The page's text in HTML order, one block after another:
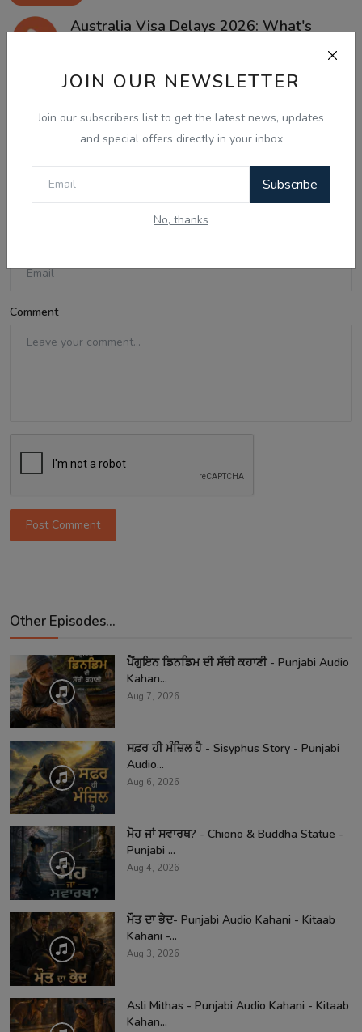
JOIN OUR NEWSLETTER
Join our subscribers list to get the latest news, updates
and special offers directly in your inbox
Subscribe
No, thanks
Australia Visa Delays 2026: What's
Comments
Comment
Post Comment
Other Episodes...
ਪੈਂਗੁਇਨ ਡਿਨਡਿਮ ਦੀ ਸੱਚੀ ਕਹਾਣੀ - Punjabi Audio
Kahan...
Aug 7, 2026
ਸਫ਼ਰ ਹੀ ਮੰਜ਼ਿਲ ਹੈ - Sisyphus Story - Punjabi
Audio...
Aug 6, 2026
ਮੋਹ ਜਾਂ ਸਵਾਰਥ? - Chiono & Buddha Statue -
Punjabi ...
Aug 4, 2026
ਮੌਤ ਦਾ ਭੇਦ- Punjabi Audio Kahani - Kitaab
Kahani -...
Aug 3, 2026
Asli Mithas - Punjabi Audio Kahani - Kitaab
Kahan...